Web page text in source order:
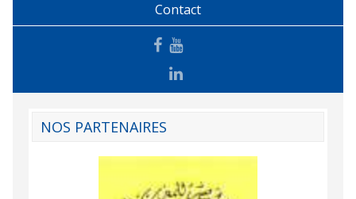
Contact
NOS PARTENAIRES